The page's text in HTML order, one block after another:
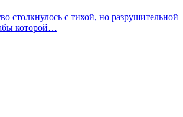
столкнулось с тихой, но разрушительной
которой…